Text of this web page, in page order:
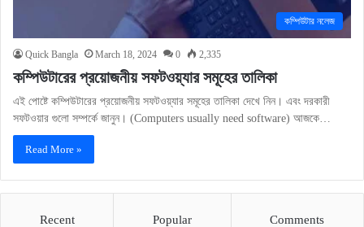
কম্পিউটার নলেজ
Quick Bangla March 18, 2024 0 2,335
কম্পিউটারের প্রয়োজনীয় সফটওয়্যার সমূহের তালিকা
এই পোষ্টে কম্পিউটারের প্রয়োজনীয় সফটওয়্যার সমূহের তালিকা দেখে নিন। এবং দরকারী
সফটওয়ার গুলো সম্পর্কে জানুন। (Computers usually need software) আজকে…
Read More »
Recent Popular Comments